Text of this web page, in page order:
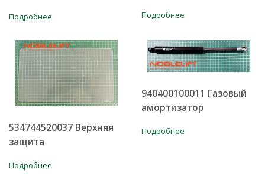
Подробнее Подробнее
534744520037 Верхняя
защита
Подробнее
940400100011 Газовый
амортизатор
Подробнее